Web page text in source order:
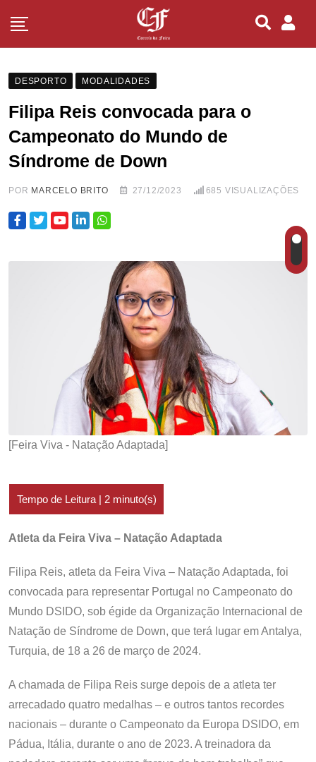
DESPORTO MODALIDADES
Filipa Reis convocada para o
Campeonato do Mundo de
Síndrome de Down
POR MARCELO BRITO 27/12/2023 685 VISUALIZAÇÕES
[Feira Viva - Natação Adaptada]
Atleta da Feira Viva – Natação Adaptada
Filipa Reis, atleta da Feira Viva – Natação Adaptada, foi
convocada para representar Portugal no Campeonato do
Mundo DSIDO, sob égide da Organização Internacional de
Natação de Síndrome de Down, que terá lugar em Antalya,
Turquia, de 18 a 26 de março de 2024.
A chamada de Filipa Reis surge depois de a atleta ter
arrecadado quatro medalhas – e outros tantos recordes
nacionais – durante o Campeonato da Europa DSIDO, em
Pádua, Itália, durante o ano de 2023. A treinadora da